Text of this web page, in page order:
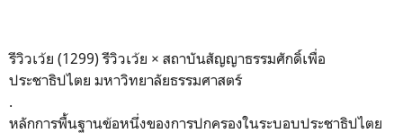
รีวิวเว้ย (1299)รีวิวเว้ย × สถาบันสัญญาธรรมศักดิ์เพื่อ
ประชาธิปไตย มหาวิทยาลัยธรรมศาสตร์
.
หลักการพื้นฐานข้อหนึ่งของการปกครองในระบอบประชาธิปไตย